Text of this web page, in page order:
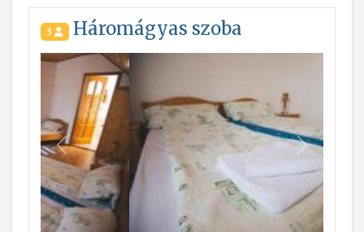
3 Háromágyas szoba
Vissza